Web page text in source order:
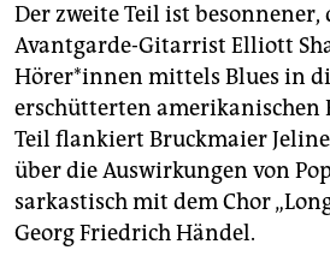
Der zweite Teil ist besonnener,
Avantgarde-Gitarrist ­Elliott
Hörer*innen mittels Blues in
erschütterten amerikanischen
Teil flankiert Bruckmaier
über die Auswirkungen von
sarkastisch mit dem Chor
Georg Friedrich Händel.